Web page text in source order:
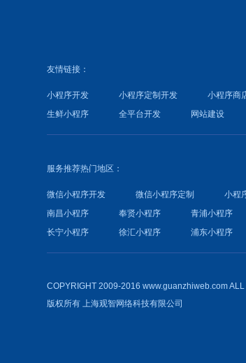
友情链接：
小程序开发 小程序定制开发 小程序商
生鲜小程序
全平台开发 网站建设
服务推荐热门地区：
微信小程序开发 微信小程序定制 小程
南昌小程序
奉贤小程序 青浦小程序
长宁小程序
徐汇小程序 浦东小程序
COPYRIGHT 2009-2016 www.guanzhiweb.com
版权所有上海观智网络科技有限公司